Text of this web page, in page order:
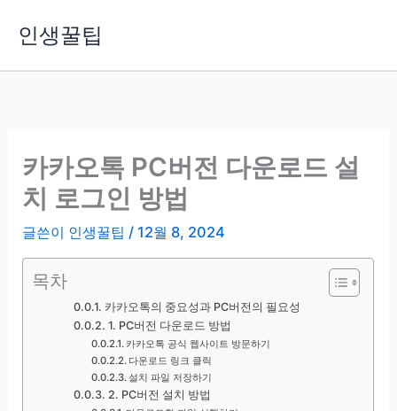
인생꿀팁
카카오톡 PC버전 다운로드 설
치 로그인 방법
글쓴이 인생꿀팁 / 12월 8, 2024
목차
카카오톡의 중요성과 PC버전의 필요성
1. PC버전 다운로드 방법
카카오톡 공식 웹사이트 방문하기
다운로드 링크 클릭
설치 파일 저장하기
2. PC버전 설치 방법